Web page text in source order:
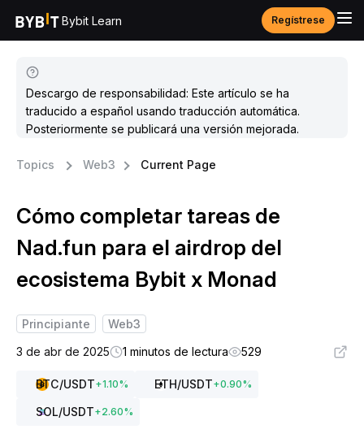
Bybit Learn Regístrese
Descargo de responsabilidad: Este artículo se ha
traducido a español usando traducción automática.
Posteriormente se publicará una versión mejorada.
Topics Web3 Current Page
Cómo completar tareas de
Nad.fun para el airdrop del
ecosistema Bybit x Monad
Principiante
Web3
3 de abr de 2025
1 minutos de lectura 529
BTC/USDT+1.10% ETH/USDT+0.90%
SOL/USDT+2.60%